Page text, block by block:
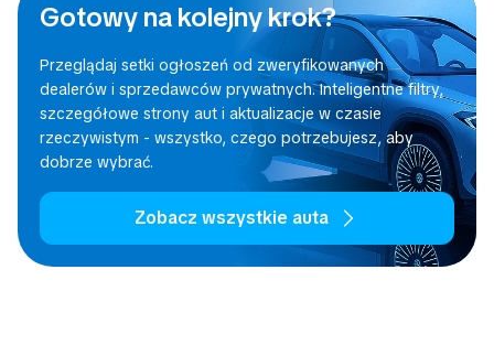
Gotowy na kolejny krok?
Przeglądaj setki ogłoszeń od zweryfikowanych
dealerów i sprzedawców prywatnych. Inteligentne filtry,
szczegółowe strony aut i aktualizacje w czasie
rzeczywistym - wszystko, czego potrzebujesz, aby
dobrze wybrać.
Zobacz wszystkie auta